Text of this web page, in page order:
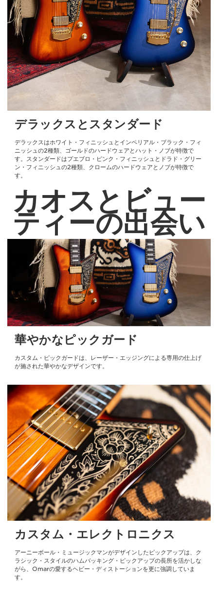
デラックスとスタンダード
デラックスはホワイト・フィニッシュとインペリアル・ブラック・フィ
ニッシュの2種類、ゴールドのハードウェアとハット・ノブが特徴で
す。スタンダードはプエブロ・ピンク・フィニッシュとドラド・グリー
ン・フィニッシュの2種類、クロームのハードウェアとノブが特徴で
す。
カオスとビュー
ティーの出会い
華やかなピックガード
カスタム・ピックガードは、レーザー・エッジングによる専用の仕上げ
が施された華やかなデザインです。
カスタム・エレクトロニクス
アーニーボール・ミュージックマンがデザインしたピックアップは、ク
ラシック・スタイルのハムバッキング・ピックアップの長所を活かしな
がら、Omarの愛するヘビー・ディストーションを更に強調していま
す。